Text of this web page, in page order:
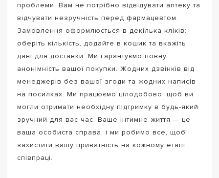
проблеми. Вам не потрібно відвідувати аптеку та
відчувати незручність перед фармацевтом.
Замовлення оформлюється в декілька кліків:
оберіть кількість, додайте в кошик та вкажіть
дані для доставки. Ми гарантуємо повну
анонімність вашої покупки. Жодних дзвінків від
менеджерів без вашої згоди та жодних написів
на посилках. Ми працюємо цілодобово, щоб ви
могли отримати необхідну підтримку в будь-який
зручний для вас час. Ваше інтимне життя — це
ваша особиста справа, і ми робимо все, щоб
захистити вашу приватність на кожному етапі
співпраці.